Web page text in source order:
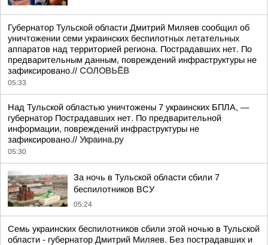
Губернатор Тульской области Дмитрий Миляев сообщил об
уничтожении семи украинских беспилотных летательных
аппаратов над территорией региона. Пострадавших нет. По
предварительным данным, повреждений инфраструктуры не
зафиксировано.// СОЛОВЬЁВ
05:33
Над Тульской областью уничтожены 7 украинских БПЛА, —
губернатор Пострадавших нет. По предварительной
информации, повреждений инфраструктуры не
зафиксировано.// Украина.ру
05:30
За ночь в Тульской области сбили 7
беспилотников ВСУ
05:24
Семь украинских беспилотников сбили этой ночью в Тульской
области - губернатор Дмитрий Миляев. Без пострадавших и